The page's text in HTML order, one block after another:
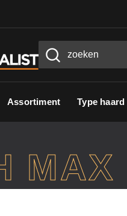
Assortiment Type haard